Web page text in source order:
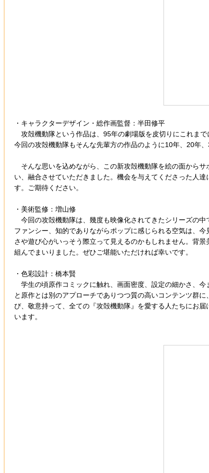
・キャラクターデザイン・総作画監督：半田修平
攻殻機動隊という作品は、95年の劇場版を皮切りにこれま
今回の攻殻機動隊もそんな先輩方の作品のように10年、20年
そんな思いを込めながら、この新攻殻機動隊を絵の面から
い、融合させていただきました。機会を与えてくださった人
す。ご期待ください。
・美術監修：増山修
今回の攻殻機動隊は、幾度も映像化されてきたシリーズの
ファンシー、知的でありながらポップに感じられる空気は、
さや遊び心がいっそう際立って見えるのかもしれません。背
組んでまいりました。ぜひご堪能いただければ幸いです。
・色彩設計：橋本賢
学生の頃原作コミックに触れ、画面密度、設定の細かさ、
と原作とは別のアプローチでありつつ質の高いコンテンツ群
び、敬意持って、全ての『攻殻機動隊』を愛する人たちにお
います。